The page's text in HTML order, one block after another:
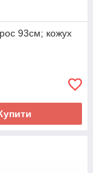
93см; кожух